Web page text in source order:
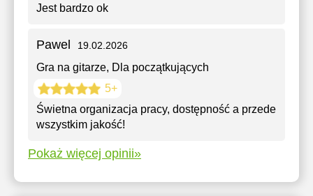
Jest bardzo ok
Pawel 19.02.2026
Gra na gitarze, Dla początkujących
5+
Świetna organizacja pracy, dostępność a przede
wszystkim jakość!
Pokaż więcej opinii»